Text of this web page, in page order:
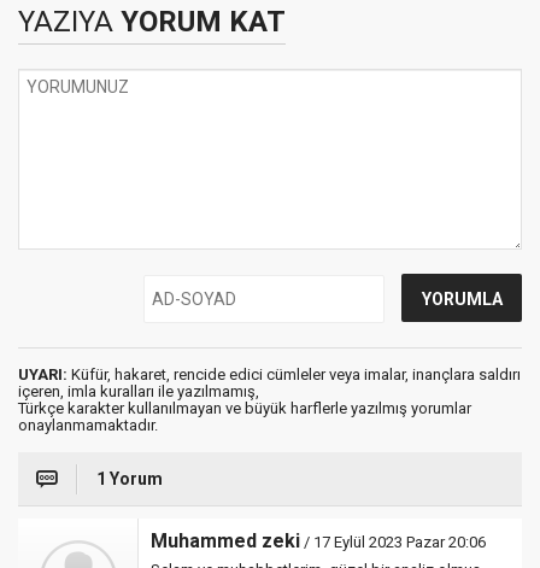
YAZIYA YORUM KAT
UYARI: Küfür, hakaret, rencide edici cümleler veya imalar, inançlara saldırı
içeren, imla kuralları ile yazılmamış,
Türkçe karakter kullanılmayan ve büyük harflerle yazılmış yorumlar
onaylanmamaktadır.
1 Yorum
Muhammed zeki / 17 Eylül 2023 Pazar 20:06